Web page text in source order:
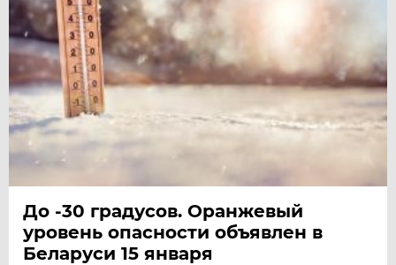
До -30 градусов. Оранжевый
уровень опасности объявлен в
Беларуси 15 января